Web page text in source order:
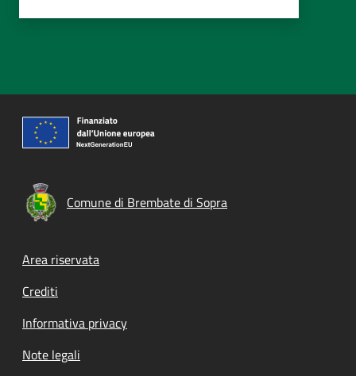
Comune di Brembate di Sopra
Footer menu
Area riservata
Crediti
Informativa privacy
Note legali